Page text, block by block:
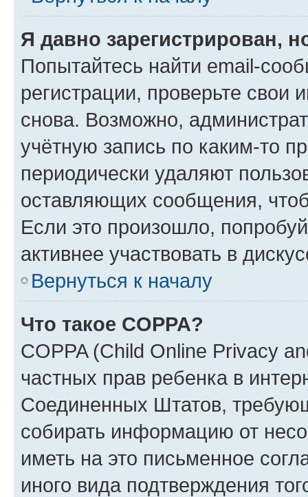
Я давно зарегистрирован,
Попытайтесь найти email-
регистрации, проверьте свои
снова. Возможно,
учётную запись по каким-то
периодически удаляют
оставляющих сообщения,
Если это произошло,
активнее участвовать в
Вернуться к началу
Что такое COPPA?
COPPA (Child Online Privacy
частных прав ребенка в
Соединенных Штатов,
собирать информацию от
иметь на это письменное
иного вида подтверждения